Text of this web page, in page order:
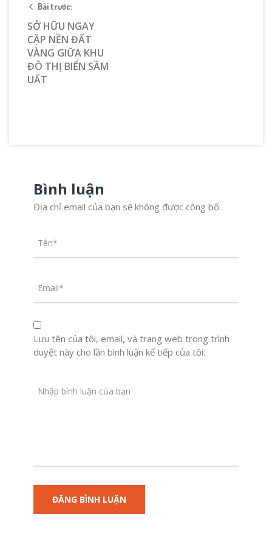
Bài trước:
SỞ HỮU NGAY
CẶP NỀN ĐẤT
VÀNG GIỮA KHU
ĐÔ THỊ BIỂN SẦM
UẤT
Bình luận
Địa chỉ email của bạn sẽ không được công bố.
Lưu tên của tôi, email, và trang web trong trình
duyệt này cho lần bình luận kế tiếp của tôi.